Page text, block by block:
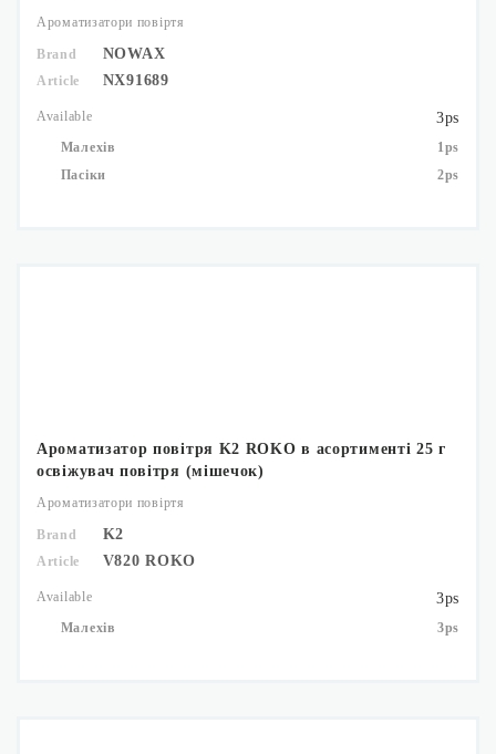
Ароматизатори повіртя
Brand NOWAX
Article NX91689
Available 3ps
Малехів
1ps
Пасіки
2ps
Ароматизатор повітря K2 ROKO в асортименті 25 г
освіжувач повітря (мішечок)
Ароматизатори повіртя
Brand K2
Article V820 ROKO
Available 3ps
Малехів 3ps